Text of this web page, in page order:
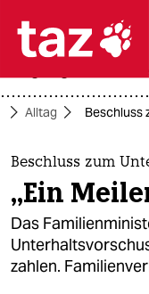

themen
politik
öko
usa
Alltag Beschluss
Beschluss zum
„Ein
Das
zahlen.